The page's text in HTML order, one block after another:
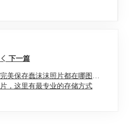
下一篇
完美保存蠢沫沫照片都在哪图
片，这里有最专业的存储方式